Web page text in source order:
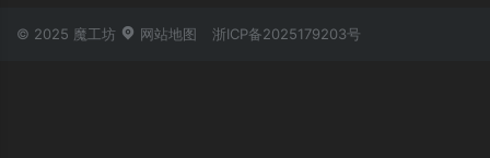
© 2025 魔工坊 网站地图 浙ICP备2025179203号